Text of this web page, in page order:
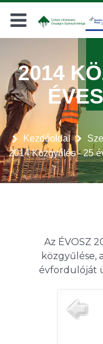
Keresés
Kezdőoldal
2014 Közgyűlés - 25
2014
Az ÉVOSZ
közgyűlése,
évfordulóját